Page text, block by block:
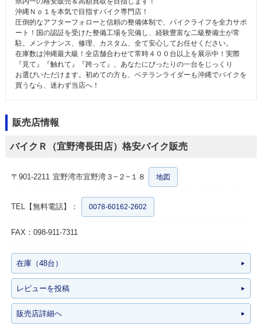
沖縄Ｎｏ１を本気で目指すバイク専門店！
圧倒的なアフターフォローと信頼の整備体制で、バイクライフを全力サポ
ート！国の認証を受けた整備工場を完備し、経験豊富な二級整備士が常
駐。メンテナンス、修理、カスタム、全て安心してお任せください。
在庫数は沖縄最大級！全店舗合わせて常時４００台以上を展示中！実際
『見て』『触れて』『跨って』、あなたにぴったりの一台をじっくり
お選びいただけます。初めての方も、ベテランライダーも沖縄でバイクを
買うなら、迷わず当店へ！
販売店情報
バイクＲ（宜野湾長田店）格安バイク販売
〒901-2211 宜野湾市宜野湾３−２−１８ 地図
TEL【無料電話】： 0078-60162-2602
FAX：098-911-7311
在庫（48台）
レビューを投稿
販売店詳細へ